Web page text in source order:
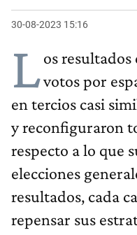
30-08-2023 15:16
Los resultados
votos por
en tercios casi
y reconfiguraron
respecto a lo que
elecciones
resultados, cada
repensar sus